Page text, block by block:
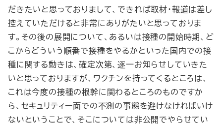
だきたいと思っておりまして、できれば取材・報道は差し
控えていただけると非常にありがたいと思っておりま
す。その後の展開について、あるいは接種の開始時期、ど
こからどういう順番で接種をやるかといった国内での接
種に関する動きは、確定次第、逐一お知らせしていきた
いと思っておりますが、ワクチンを持ってくるところは、
これは今度の接種の根幹に関わるところのものですか
ら、セキュリティー面での不測の事態を避けなければいけ
ないということで、そこについては非公開でやらせてい